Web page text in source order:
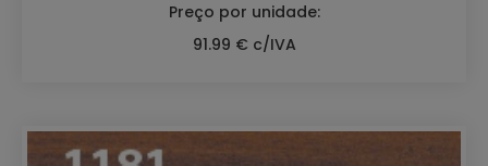
Preço por unidade:
91.99 € c/IVA